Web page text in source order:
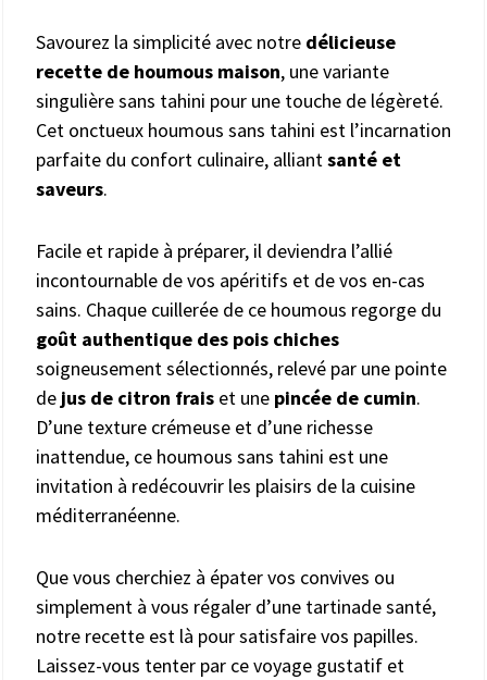
Savourez la simplicité avec notre délicieuse
recette de houmous maison, une variante
singulière sans tahini pour une touche de légèreté.
Cet onctueux houmous sans tahini est l’incarnation
parfaite du confort culinaire, alliantsanté et
saveurs.
Facile et rapide à préparer, il deviendra l’allié
incontournable de vos apéritifs et de vos en-cas
sains. Chaque cuillerée de ce houmous regorge du
goût authentique des pois chiches
soigneusement sélectionnés, relevé par une pointe
de jus de citron frais et une pincée de cumin.
D’une texture crémeuse et d’une richesse
inattendue, ce houmous sans tahini est une
invitation à redécouvrir les plaisirs de la cuisine
méditerranéenne.
Que vous cherchiez à épater vos convives ou
simplement à vous régaler d’une tartinade santé,
notre recette est là pour satisfaire vos papilles.
Laissez-vous tenter par ce voyage gustatif et